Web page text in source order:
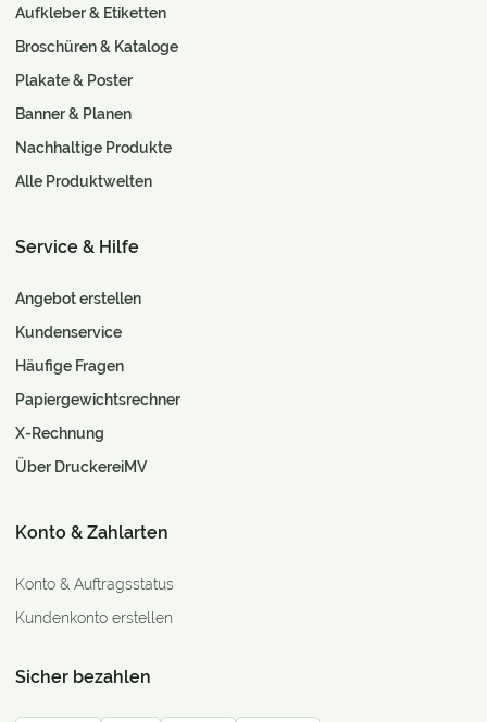
Aufkleber & Etiketten
Broschüren & Kataloge
Plakate & Poster
Banner & Planen
Nachhaltige Produkte
Alle Produktwelten
Service & Hilfe
Angebot erstellen
Kundenservice
Häufige Fragen
Papiergewichtsrechner
X-Rechnung
Über DruckereiMV
Konto & Zahlarten
Konto & Auftragsstatus
Kundenkonto erstellen
Sicher bezahlen